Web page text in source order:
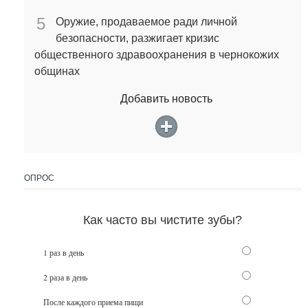
5
Оружие, продаваемое ради личной
безопасности, разжигает кризис
общественного здравоохранения в чернокожих
общинах
Добавить новость
ОПРОС
Как часто вы чистите зубы?
1 раз в день
2 раза в день
После каждого приема пищи